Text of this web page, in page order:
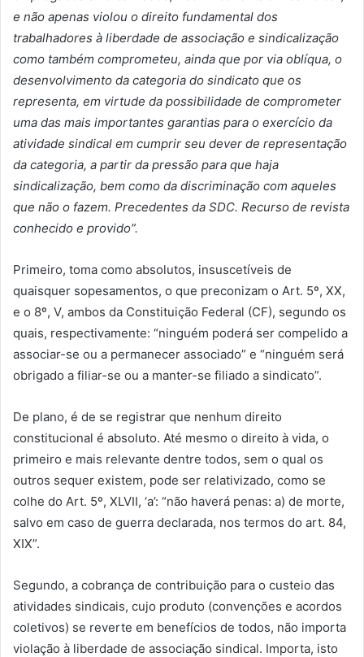
e não apenas violou o direito fundamental dos
trabalhadores à liberdade de associação e sindicalização
como também comprometeu, ainda que por via oblíqua, o
desenvolvimento da categoria do sindicato que os
representa, em virtude da possibilidade de comprometer
uma das mais importantes garantias para o exercício da
atividade sindical em cumprir seu dever de representação
da categoria, a partir da pressão para que haja
sindicalização, bem como da discriminação com aqueles
que não o fazem. Precedentes da SDC. Recurso de revista
conhecido e provido”.
Primeiro, toma como absolutos, insuscetíveis de
quaisquer sopesamentos, o que preconizam o Art. 5º, XX,
e o 8º, V, ambos da Constituição Federal (CF), segundo os
quais, respectivamente: “ninguém poderá ser compelido a
associar-se ou a permanecer associado” e “ninguém será
obrigado a filiar-se ou a manter-se filiado a sindicato”.
De plano, é de se registrar que nenhum direito
constitucional é absoluto. Até mesmo o direito à vida, o
primeiro e mais relevante dentre todos, sem o qual os
outros sequer existem, pode ser relativizado, como se
colhe do Art. 5º, XLVII, ‘a’: “não haverá penas: a) de morte,
salvo em caso de guerra declarada, nos termos do art. 84,
XIX”.
Segundo, a cobrança de contribuição para o custeio das
atividades sindicais, cujo produto (convenções e acordos
coletivos) se reverte em benefícios de todos, não importa
violação à liberdade de associação sindical. Importa, isto